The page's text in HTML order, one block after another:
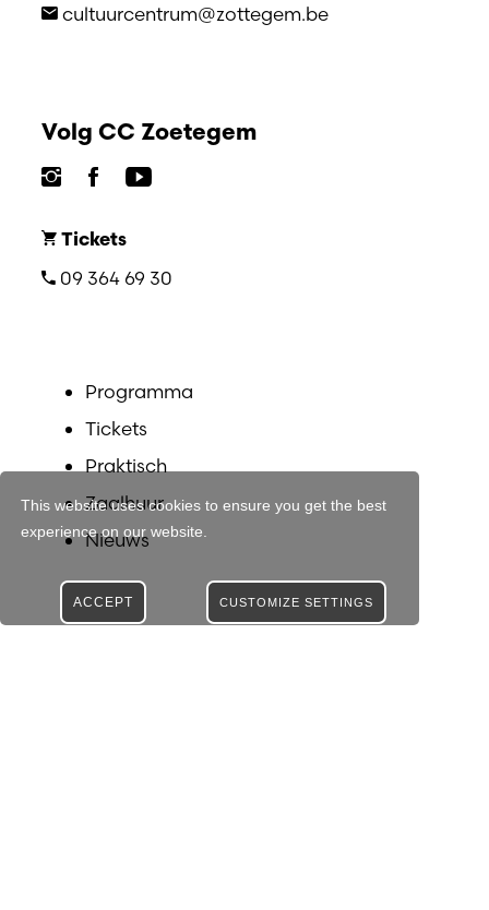
This website uses cookies to ensure you get the best
experience on our website.
CUSTOMIZE SETTINGS
ACCEPT
cultuurcentrum@zottegem.be
Volg CC Zoetegem
Tickets
09 364 69 30
Programma
Tickets
Praktisch
Zaalhuur
Nieuws